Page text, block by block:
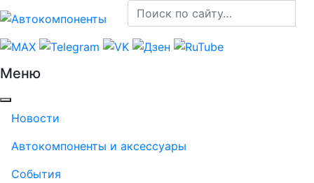
Меню
Новости
Автокомпоненты и аксессуары
События